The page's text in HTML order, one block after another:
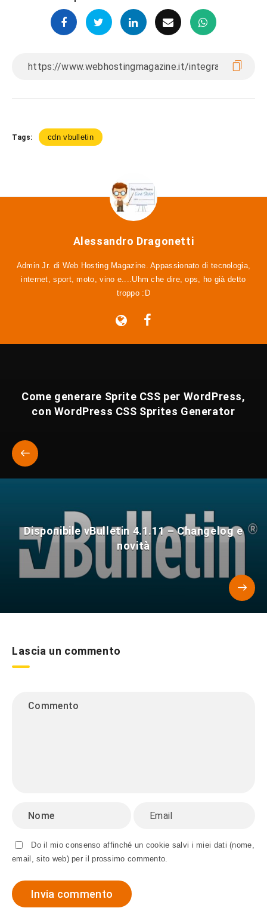
Tags: cdn vbulletin
Alessandro Dragonetti
Admin Jr. di Web Hosting Magazine. Appassionato di tecnologia,
internet, sport, moto, vino e....Uhm che dire, ops, ho già detto
troppo :D
Come generare Sprite CSS per WordPress,
con WordPress CSS Sprites Generator
Disponibile vBulletin 4.1.11 – Changelog e
novità
Lascia un commento
Do il mio consenso affinché un cookie salvi i miei dati (nome,
email, sito web) per il prossimo commento.